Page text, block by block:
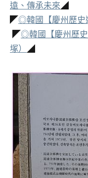
遠、傳承未來◢
◤◎韓國【慶州歷史
◤◎韓國【慶州歷
塚）
◢